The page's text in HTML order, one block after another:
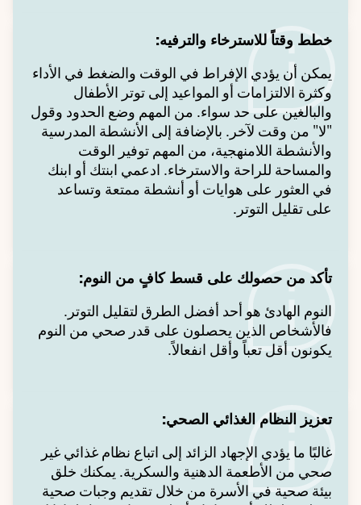
خطط وقتاً للاسترخاء والترفيه:
يمكن أن يؤدي الإفراط في الوقت والضغط في الأداء
وكثرة الالتزامات أو المواعيد إلى توتر الأطفال
والبالغين على حد سواء. من المهم وضع الحدود وقول
"لا" من وقت لآخر. بالإضافة إلى الأنشطة المدرسية
والأنشطة اللامنهجية، من المهم توفير الوقت
والمساحة للراحة والاسترخاء. ادعمي ابنتك أو ابنك
في العثور على هوايات أو أنشطة ممتعة وتساعد
على تقليل التوتر.
تأكد من حصولك على قسط كافٍ من النوم:
النوم الهادئ هو أحد أفضل الطرق لتقليل التوتر.
فالأشخاص الذين يحصلون على قدر صحي من النوم
يكونون أقل تعباً وأقل انفعالاً.
تعزيز النظام الغذائي الصحي:
غالبًا ما يؤدي الإجهاد الزائد إلى اتباع نظام غذائي غير
صحي من الأطعمة الدهنية والسكرية. يمكنك خلق
بيئة صحية في الأسرة من خلال تقديم وجبات صحية